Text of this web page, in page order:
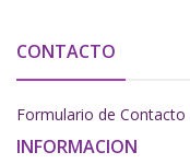
CONTACTO
Formulario de Contacto
INFORMACION